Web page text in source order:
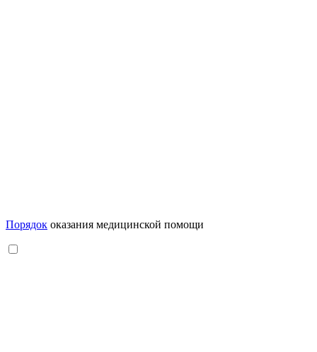
Порядок оказания медицинской помощи